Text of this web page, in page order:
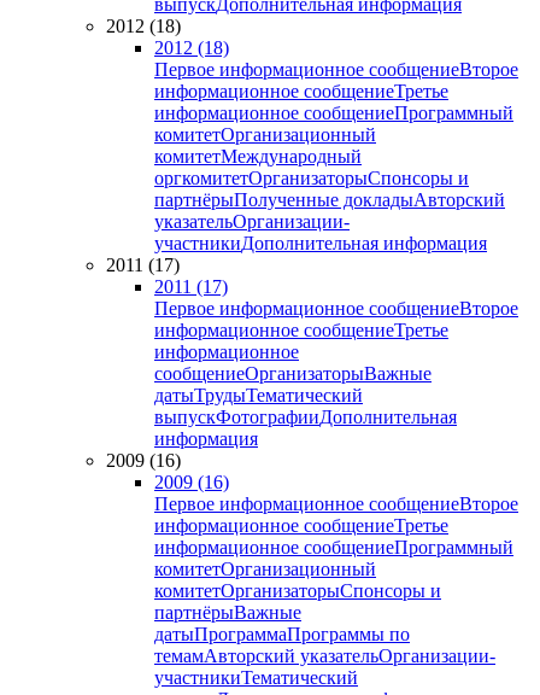
выпускДополнительная информация
2012 (18)
2012 (18)
Первое информационное сообщениеВторое
информационное сообщениеТретье
информационное сообщениеПрограммный
комитетОрганизационный
комитетМеждународный
оргкомитетОрганизаторыСпонсоры и
партнёрыПолученные докладыАвторский
указательОрганизации-
участникиДополнительная информация
2011 (17)
2011 (17)
Первое информационное сообщениеВторое
информационное сообщениеТретье
информационное
сообщениеОрганизаторыВажные
датыТрудыТематический
выпускФотографииДополнительная
информация
2009 (16)
2009 (16)
Первое информационное сообщениеВторое
информационное сообщениеТретье
информационное сообщениеПрограммный
комитетОрганизационный
комитетОрганизаторыСпонсоры и
партнёрыВажные
датыПрограммаПрограммы по
темамАвторский указательОрганизации-
участникиТематический